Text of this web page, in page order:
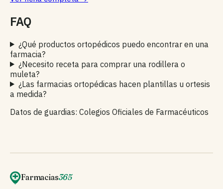
FAQ
¿Qué productos ortopédicos puedo encontrar en una
farmacia?
¿Necesito receta para comprar una rodillera o
muleta?
¿Las farmacias ortopédicas hacen plantillas u ortesis
a medida?
Datos de guardias: Colegios Oficiales de Farmacéuticos
Farmacias365